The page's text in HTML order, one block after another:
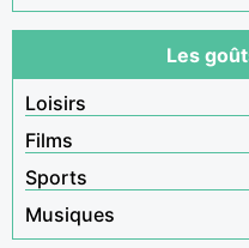
Les
Loisirs
Films
Sports
Musiques